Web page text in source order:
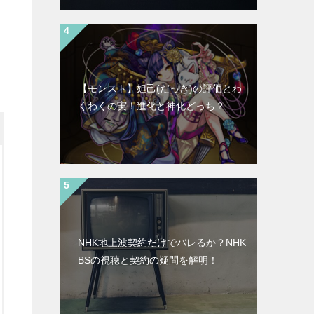
【モンスト】妲己(だっき)の評価とわ
くわくの実！進化と神化どっち？
NHK地上波契約だけでバレるか？NHK
BSの視聴と契約の疑問を解明！